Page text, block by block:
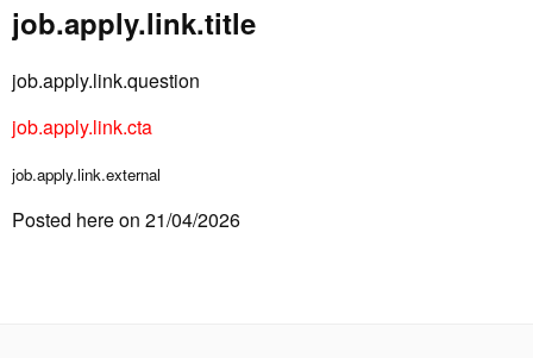
job.apply.link.title
job.apply.link.question
job.apply.link.cta
job.apply.link.external
Posted here on 21/04/2026